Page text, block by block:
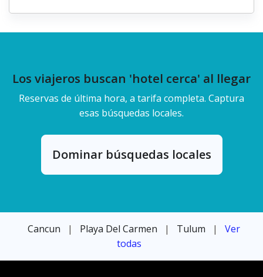
Los viajeros buscan 'hotel cerca' al llegar
Reservas de última hora, a tarifa completa. Captura
esas búsquedas locales.
Dominar búsquedas locales
Cancun | Playa Del Carmen | Tulum |
Ver
todas